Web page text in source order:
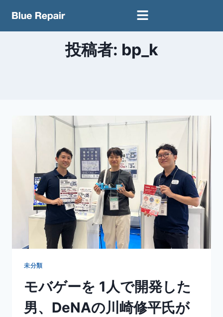
投稿者: bp_k
未分類
モバゲーを 1人で開発した
男、DeNAの川崎修平氏が